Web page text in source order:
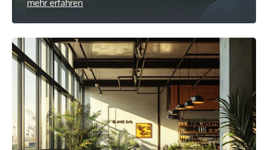
mehr erfahren